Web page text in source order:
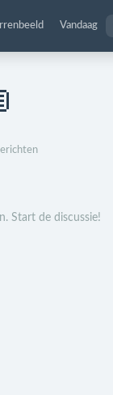
Vandaag
Start de discussie!